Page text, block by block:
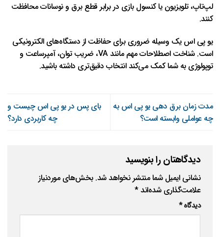
لپ‌تاپ، تلویزیون یا کنسول بازی در برابر قطع برق و نوسانات محافظت
کنند.
یو پی اس یک وسیله ضروری برای حفاظت از دستگاه‌های الکترونیکی
است. شناخت اصطلاحات مهم مانند VA، ضریب توان، آمپرساعت و
توپولوژی به شما کمک می‌کند انتخاب دقیق‌تری داشته باشید.
مدت زمان برق‌ دهی یو پی اس به
چه عواملی وابسته است؟
بای پس در یو پی اس چیست و
چه کاربردی دارد؟
دیدگاهتان را بنویسید
نشانی ایمیل شما منتشر نخواهد شد. بخش‌های موردنیاز
علامت‌گذاری شده‌اند*
دیدگاه*